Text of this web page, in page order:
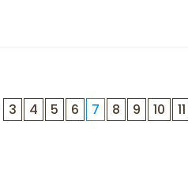
3 4 5 6 7 8 9 10 11